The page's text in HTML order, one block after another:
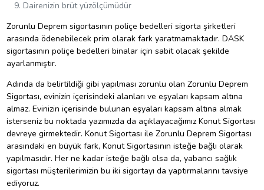
Dairenizin brüt yüzölçümüdür
Zorunlu Deprem sigortasının poliçe bedelleri sigorta şirketleri
arasında ödenebilecek prim olarak fark yaratmamaktadır. DASK
sigortasının poliçe bedelleri binalar için sabit olacak şekilde
ayarlanmıştır.
Adında da belirtildiği gibi yapılması zorunlu olan Zorunlu Deprem
Sigortası, evinizin içerisindeki alanları ve eşyaları kapsam altına
almaz. Evinizin içerisinde bulunan eşyaları kapsam altına almak
isterseniz bu noktada yazımızda da açıklayacağımız Konut Sigortası
devreye girmektedir. Konut Sigortası ile Zorunlu Deprem Sigortası
arasındaki en büyük fark, Konut Sigortasının isteğe bağlı olarak
yapılmasıdır. Her ne kadar isteğe bağlı olsa da, yabancı sağlık
sigortası müşterilerimizin bu iki sigortayı da yaptırmalarını tavsiye
ediyoruz.